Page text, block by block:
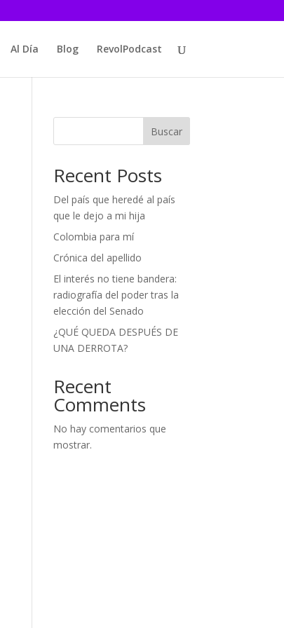
Al Día Blog RevolPodcast
Buscar
Recent Posts
Del país que heredé al país
que le dejo a mi hija
Colombia para mí
Crónica del apellido
El interés no tiene bandera:
radiografía del poder tras la
elección del Senado
¿QUÉ QUEDA DESPUÉS DE
UNA DERROTA?
Recent
Comments
No hay comentarios que
mostrar.